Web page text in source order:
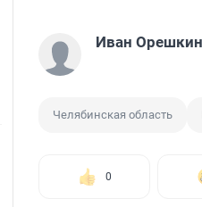
Иван Орешкин
Челябинская область
0